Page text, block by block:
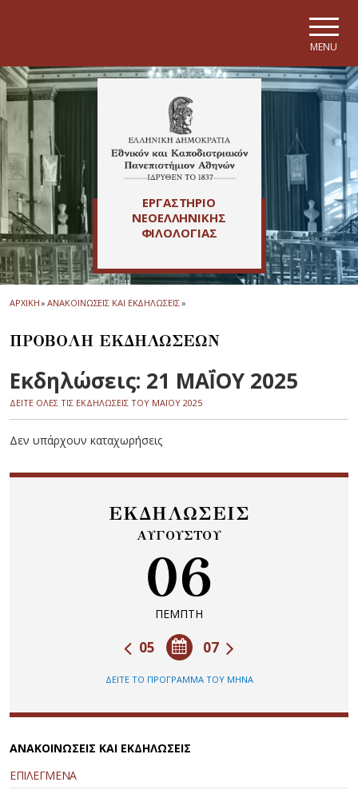
MENU
ΕΡΓΑΣΤΗΡΙΟ
ΝΕΟΕΛΛΗΝΙΚΗΣ
ΦΙΛΟΛΟΓΙΑΣ
ΑΡΧΙΚΗ» ΑΝΑΚΟΙΝΩΣΕΙΣ ΚΑΙ ΕΚΔΗΛΩΣΕΙΣ»
ΠΡΟΒΟΛΗ ΕΚΔΗΛΩΣΕΩΝ
Εκδηλώσεις: 21 ΜΑΪ́ΟΥ 2025
ΔΕΙΤΕ ΟΛΕΣ ΤΙΣ ΕΚΔΗΛΩΣΕΙΣ ΤΟΥ ΜΑΪ́ΟΥ 2025
Δεν υπάρχουν καταχωρήσεις
ΕΚΔΗΛΩΣΕΙΣ
ΑΥΓΟΥΣΤΟΥ
06
ΠΕΜΠΤΗ
07
05
ΔΕΙΤΕ ΤΟ ΠΡΟΓΡΑΜΜΑ ΤΟΥ ΜΗΝΑ
ΑΝΑΚΟΙΝΩΣΕΙΣ ΚΑΙ ΕΚΔΗΛΩΣΕΙΣ
ΕΠΙΛΕΓΜΕΝΑ